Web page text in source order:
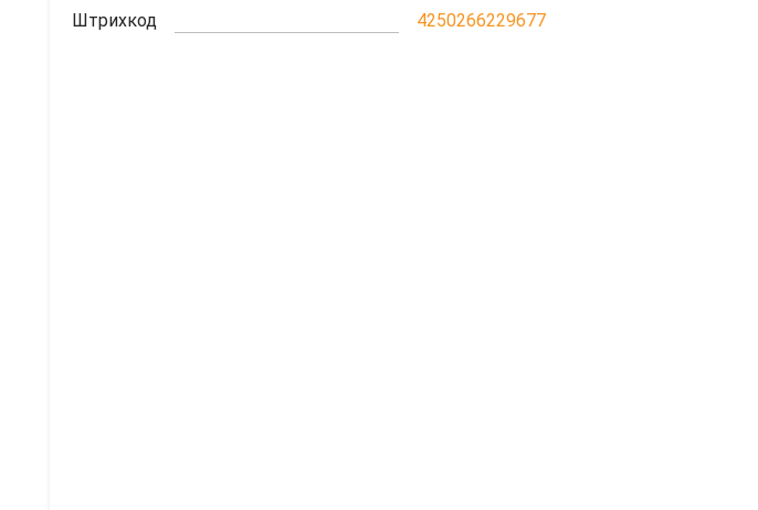
Штрихкод 4250266229677